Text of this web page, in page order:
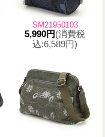
SM21950103
5,990円(消費税
込:6,589円)